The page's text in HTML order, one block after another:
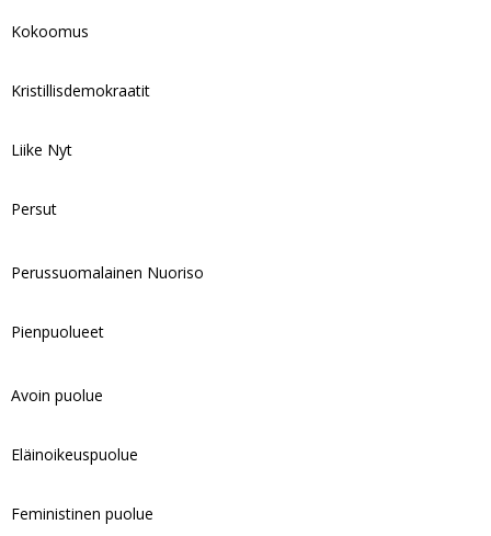
Kokoomus
Kristillisdemokraatit
Liike Nyt
Persut
Perussuomalainen Nuoriso
Pienpuolueet
Avoin puolue
Eläinoikeuspuolue
Feministinen puolue